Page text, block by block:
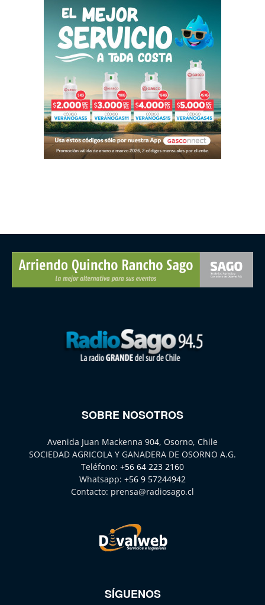
SOBRE NOSOTROS
Avenida Juan Mackenna 904, Osorno, Chile
SOCIEDAD AGRICOLA Y GANADERA DE OSORNO A.G.
Teléfono: +56 64 223 2160
Whatsapp: +56 9 57244942
Contacto: prensa@radiosago.cl
SÍGUENOS